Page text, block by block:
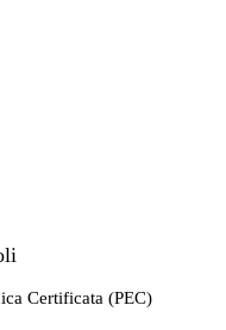
Certificata (PEC)